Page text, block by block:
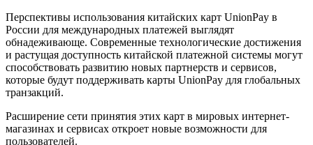
Перспективы использования китайских карт UnionPay в
России для международных платежей выглядят
обнадеживающе. Современные технологические достижения
и растущая доступность китайской платежной системы могут
способствовать развитию новых партнерств и сервисов,
которые будут поддерживать карты UnionPay для глобальных
транзакций.
Расширение сети принятия этих карт в мировых интернет-
магазинах и сервисах откроет новые возможности для
пользователей.